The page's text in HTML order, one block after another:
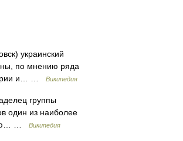
украинский
по мнению ряда
и… …
Википедия
группы
один из наиболее
…
Википедия